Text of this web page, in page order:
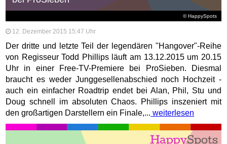
© HappySpots
12. Dezember 2015 15:47 Uhr
Der dritte und letzte Teil der legendären "Hangover"-Reihe
von Regisseur Todd Phillips läuft am 13.12.2015 um 20.15
Uhr in einer Free-TV-Premiere bei ProSieben. Diesmal
braucht es weder Junggesellenabschied noch Hochzeit -
auch ein einfacher Roadtrip endet bei Alan, Phil, Stu und
Doug schnell im absoluten Chaos. Phillips inszeniert mit
den großartigen Darstellern ein Finale,... weiterlesen